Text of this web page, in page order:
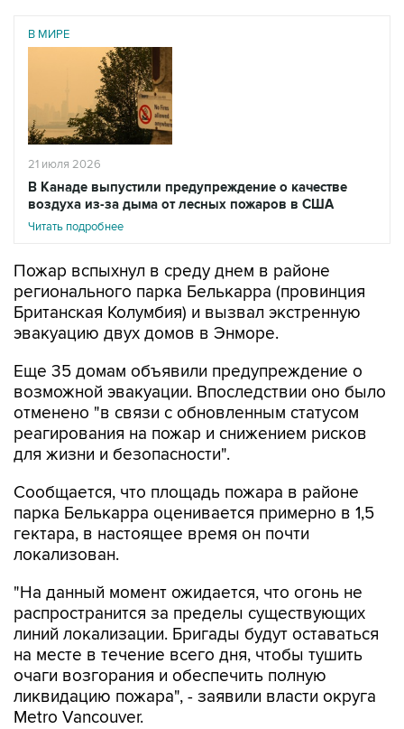
В МИРЕ
21 июля 2026
В Канаде выпустили предупреждение о качестве
воздуха из-за дыма от лесных пожаров в США
Читать подробнее
Пожар вспыхнул в среду днем в районе
регионального парка Белькарра (провинция
Британская Колумбия) и вызвал экстренную
эвакуацию двух домов в Энморе.
Еще 35 домам объявили предупреждение о
возможной эвакуации. Впоследствии оно было
отменено "в связи с обновленным статусом
реагирования на пожар и снижением рисков
для жизни и безопасности".
Сообщается, что площадь пожара в районе
парка Белькарра оценивается примерно в 1,5
гектара, в настоящее время он почти
локализован.
"На данный момент ожидается, что огонь не
распространится за пределы существующих
линий локализации. Бригады будут оставаться
на месте в течение всего дня, чтобы тушить
очаги возгорания и обеспечить полную
ликвидацию пожара", - заявили власти округа
Metro Vancouver.